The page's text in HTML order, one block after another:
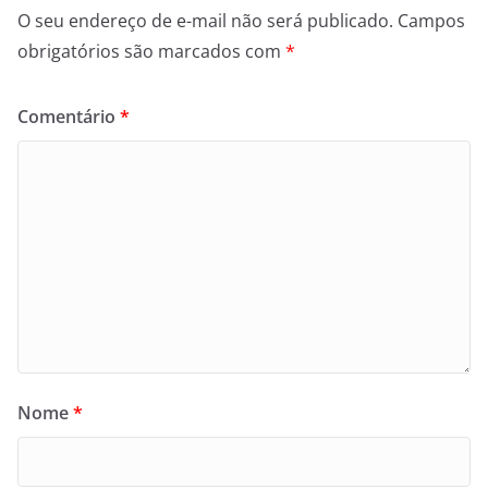
O seu endereço de e-mail não será publicado. Campos
obrigatórios são marcados com *
Comentário *
Nome*